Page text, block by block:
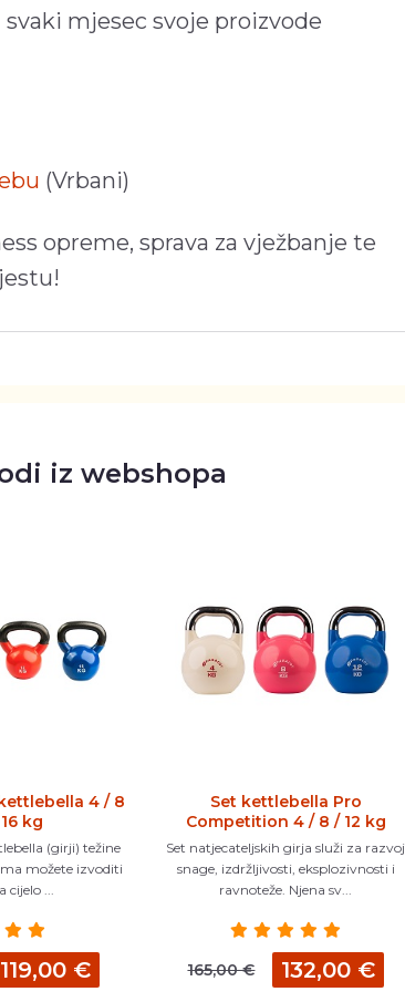
mjesec svoje proizvode
(Vrbani)
opreme, sprava za vježbanje te
iz webshopa
4 / 8
kg
(girji) težine
možete izvoditi
cijelo ...
119,00 €
Set kettlebella Pro
Competition 4 / 8 / 12 kg
Set natjecateljskih girja služi za razvoj
snage, izdržljivosti, eksplozivnosti i
ravnoteže. Njena sv...
165,00 € 132,00 €